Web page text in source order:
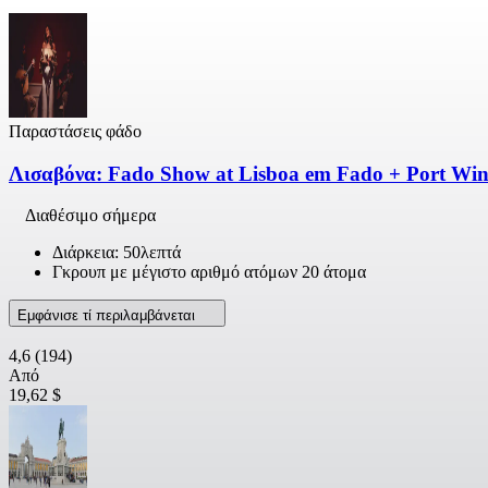
Παραστάσεις φάδο
Λισαβόνα: Fado Show at Lisboa em Fado + Port
Διαθέσιμο σήμερα
Διάρκεια: 50λεπτά
Γκρουπ με μέγιστο αριθμό ατόμων 20 άτομα
Εμφάνισε τί περιλαμβάνεται
4,6 (194)
Από
19,62 $